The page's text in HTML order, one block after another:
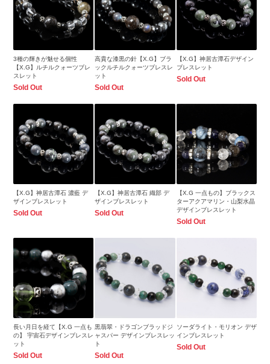
3種の輝きが魅せる個性
【X.G】ルチルクォーツブレ
スレット
Sold Out
高貴な漆黒の針【X.G】ブラ
ックルチルクォーツブレスレ
ット
Sold Out
【X.G】神居古潭石デザイン
ブレスレット
Sold Out
【X.G】神居古潭石 濃藍 デ
ザインブレスレット
Sold Out
【X.G】神居古潭石 織部 デ
ザインブレスレット
Sold Out
【X.G 一点もの】ブラックス
ターアクアマリン・山梨水晶
デザインブレスレット
Sold Out
長い月日を経て【X.G 一点も
の】 宇宙石デザインブレスレ
ット
Sold Out
黒翡翠・ドラゴンブラッドジ
ャスパー デザインブレスレッ
ト
Sold Out
ソーダライト・モリオン デザ
インブレスレット
Sold Out